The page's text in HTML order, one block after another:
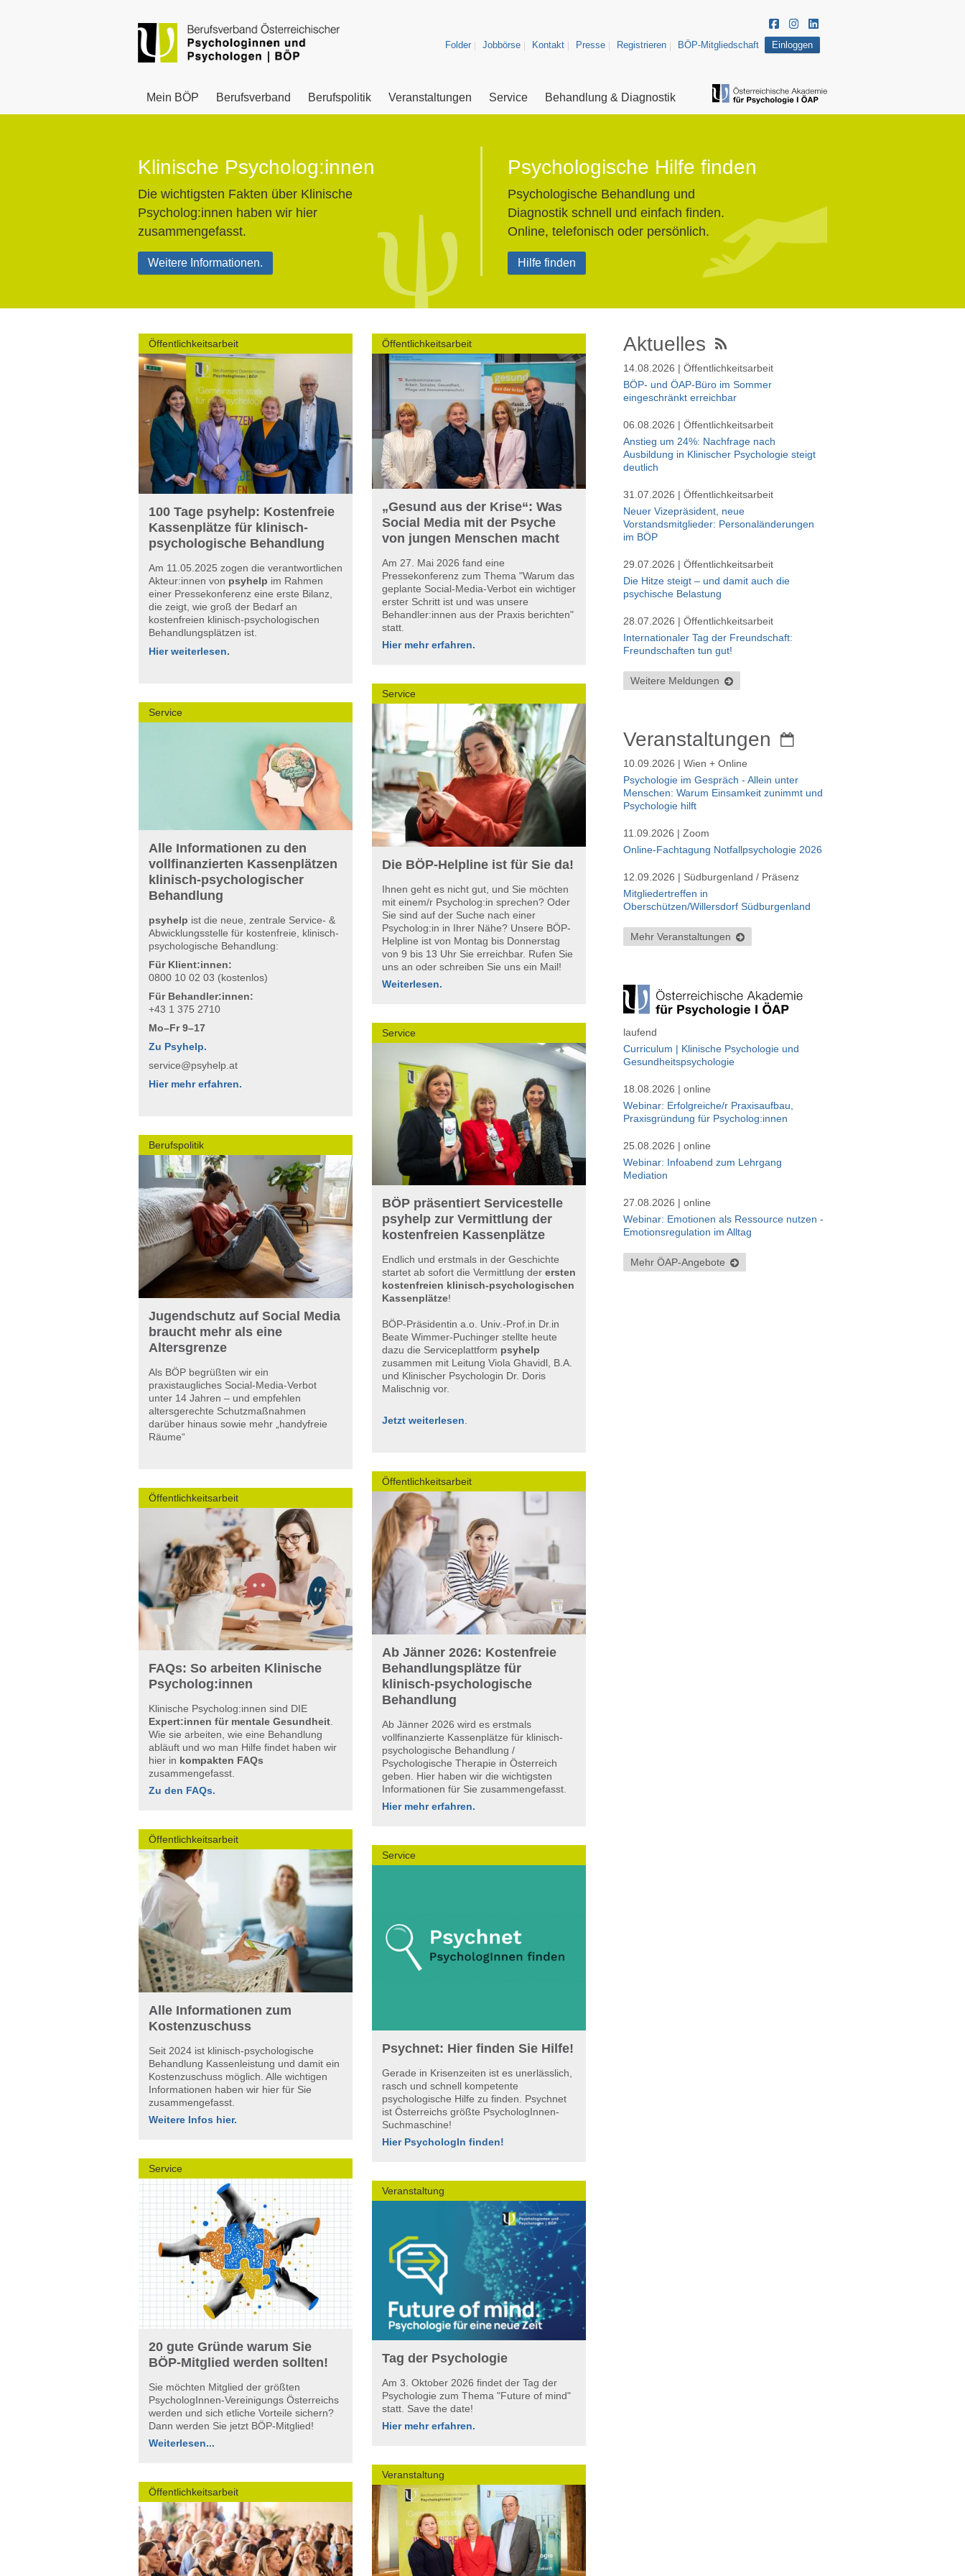
Folder Jobbörse Kontakt Presse Registrieren BÖP-Mitgliedschaft Einloggen
Mein BÖP Berufsverband Berufspolitik Veranstaltungen Service Behandlung & Diagnostik
Klinische Psycholog:innen
Die wichtigsten Fakten über Klinische
Psycholog:innen haben wir hier
zusammengefasst.
Weitere Informationen.
Psychologische Hilfe finden
Psychologische Behandlung und
Diagnostik schnell und einfach finden.
Online, telefonisch oder persönlich.
Hilfe finden
Öffentlichkeitsarbeit
100 Tage psyhelp: Kostenfreie
Kassenplätze für klinisch-
psychologische Behandlung
Am 11.05.2025 zogen die verantwortlichen
Akteur:innen von psyhelp im Rahmen
einer Pressekonferenz eine erste Bilanz,
die zeigt, wie groß der Bedarf an
kostenfreien klinisch-psychologischen
Behandlungsplätzen ist.
Hier weiterlesen.
Service
Alle Informationen zu den
vollfinanzierten Kassenplätzen
klinisch-psychologischer
Behandlung
psyhelp ist die neue, zentrale Service- &
Abwicklungsstelle für kostenfreie, klinisch-
psychologische Behandlung:
Für Klient:innen:
0800 10 02 03 (kostenlos)
Für Behandler:innen:
+43 1 375 2710
Mo–Fr 9–17
Zu Psyhelp.
service@psyhelp.at
Hier mehr erfahren.
Berufspolitik
Jugendschutz auf Social Media
braucht mehr als eine
Altersgrenze
Als BÖP begrüßten wir ein
praxistaugliches Social-Media-Verbot
unter 14 Jahren – und empfehlen
altersgerechte Schutzmaßnahmen
darüber hinaus sowie mehr „handyfreie
Räume“
Öffentlichkeitsarbeit
FAQs: So arbeiten Klinische
Psycholog:innen
Klinische Psycholog:innen sind DIE
Expert:innen für mentale Gesundheit.
Wie sie arbeiten, wie eine Behandlung
abläuft und wo man Hilfe findet haben wir
hier in kompakten FAQs
zusammengefasst.
Zu den FAQs.
Öffentlichkeitsarbeit
Alle Informationen zum
Kostenzuschuss
Seit 2024 ist klinisch-psychologische
Behandlung Kassenleistung und damit ein
Kostenzuschuss möglich. Alle wichtigen
Informationen haben wir hier für Sie
zusammengefasst.
Weitere Infos hier.
Service
20 gute Gründe warum Sie
BÖP-Mitglied werden sollten!
Sie möchten Mitglied der größten
PsychologInnen-Vereinigungs Österreichs
werden und sich etliche Vorteile sichern?
Dann werden Sie jetzt BÖP-Mitglied!
Weiterlesen...
Öffentlichkeitsarbeit
Öffentlichkeitsarbeit
„Gesund aus der Krise“: Was
Social Media mit der Psyche
von jungen Menschen macht
Am 27. Mai 2026 fand eine
Pressekonferenz zum Thema "Warum das
geplante Social-Media-Verbot ein wichtiger
erster Schritt ist und was unsere
Behandler:innen aus der Praxis berichten"
statt.
Hier mehr erfahren.
Service
Die BÖP-Helpline ist für Sie da!
Ihnen geht es nicht gut, und Sie möchten
mit einem/r Psycholog:in sprechen? Oder
Sie sind auf der Suche nach einer
Psycholog:in in Ihrer Nähe? Unsere BÖP-
Helpline ist von Montag bis Donnerstag
von 9 bis 13 Uhr Sie erreichbar. Rufen Sie
uns an oder schreiben Sie uns ein Mail!
Weiterlesen.
Service
BÖP präsentiert Servicestelle
psyhelp zur Vermittlung der
kostenfreien Kassenplätze
Endlich und erstmals in der Geschichte
startet ab sofort die Vermittlung der ersten
kostenfreien klinisch-psychologischen
Kassenplätze!
BÖP-Präsidentin a.o. Univ.-Prof.in Dr.in
Beate Wimmer-Puchinger stellte heute
dazu die Serviceplattform psyhelp
zusammen mit Leitung Viola Ghavidl, B.A.
und Klinischer Psychologin Dr. Doris
Malischnig vor.
Jetzt weiterlesen.
Öffentlichkeitsarbeit
Ab Jänner 2026: Kostenfreie
Behandlungsplätze für
klinisch-psychologische
Behandlung
Ab Jänner 2026 wird es erstmals
vollfinanzierte Kassenplätze für klinisch-
psychologische Behandlung /
Psychologische Therapie in Österreich
geben. Hier haben wir die wichtigsten
Informationen für Sie zusammengefasst.
Hier mehr erfahren.
Service
Psychnet: Hier finden Sie Hilfe!
Gerade in Krisenzeiten ist es unerlässlich,
rasch und schnell kompetente
psychologische Hilfe zu finden. Psychnet
ist Österreichs größte PsychologInnen-
Suchmaschine!
Hier PsychologIn finden!
Veranstaltung
Tag der Psychologie
Am 3. Oktober 2026 findet der Tag der
Psychologie zum Thema "Future of mind"
statt. Save the date!
Hier mehr erfahren.
Veranstaltung
Aktuelles
14.08.2026 | Öffentlichkeitsarbeit
BÖP- und ÖAP-Büro im Sommer
eingeschränkt erreichbar
06.08.2026 | Öffentlichkeitsarbeit
Anstieg um 24%: Nachfrage nach
Ausbildung in Klinischer Psychologie steigt
deutlich
31.07.2026 | Öffentlichkeitsarbeit
Neuer Vizepräsident, neue
Vorstandsmitglieder: Personaländerungen
im BÖP
29.07.2026 | Öffentlichkeitsarbeit
Die Hitze steigt – und damit auch die
psychische Belastung
28.07.2026 | Öffentlichkeitsarbeit
Internationaler Tag der Freundschaft:
Freundschaften tun gut!
Weitere Meldungen
Veranstaltungen
10.09.2026 | Wien + Online
Psychologie im Gespräch - Allein unter
Menschen: Warum Einsamkeit zunimmt und
Psychologie hilft
11.09.2026 | Zoom
Online-Fachtagung Notfallpsychologie 2026
12.09.2026 | Südburgenland / Präsenz
Mitgliedertreffen in
Oberschützen/Willersdorf Südburgenland
Mehr Veranstaltungen
laufend
Curriculum | Klinische Psychologie und
Gesundheitspsychologie
18.08.2026 | online
Webinar: Erfolgreiche/r Praxisaufbau,
Praxisgründung für Psycholog:innen
25.08.2026 | online
Webinar: Infoabend zum Lehrgang
Mediation
27.08.2026 | online
Webinar: Emotionen als Ressource nutzen -
Emotionsregulation im Alltag
Mehr ÖAP-Angebote